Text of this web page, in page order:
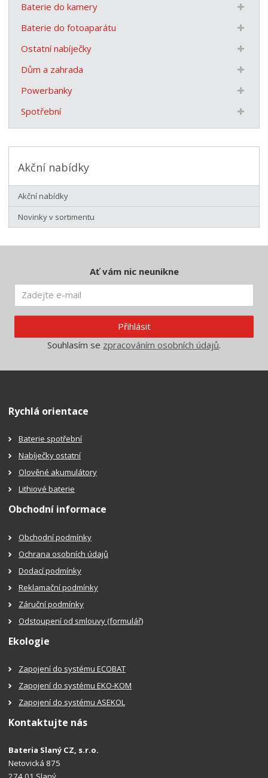
Baterie do kamery
Baterie do fotoaparátu
Ostatní nabíječky
Dům a zahrada
Powerbanky
Spotřební
Akční nabídky
Akční nabídky
Novinky v sortimentu
Ať vám nic neunikne
Přihlásit
Souhlasím se zpracováním osobních údajů.
Rychlá orientace
Baterie spotřební
Nabíječky ostatní
Olověné akumulátory
Lithiové baterie
Obchodní informace
Obchodní podmínky
Ochrana osobních údajů
Dodací podmínky
Reklamační podmínky
Záruční podmínky
Odstoupení od smlouvy (formulář)
Ekologie
Zapojení do systému ECOBAT
Zapojení do systému EKO-KOM
Zapojení do systému ASEKOL
Kontaktujte nás
Bateria Slaný CZ, s.r.o.
Netovická 875